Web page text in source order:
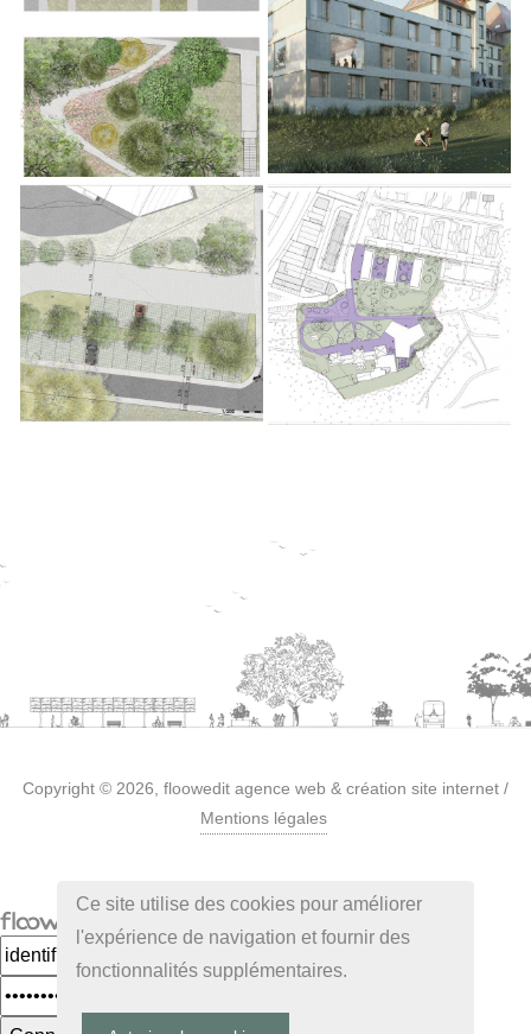
Copyright © 2026, floowedit agence web & création site internet /
Mentions légales
Ce site utilise des cookies pour améliorer
l'expérience de navigation et fournir des
fonctionnalités supplémentaires.